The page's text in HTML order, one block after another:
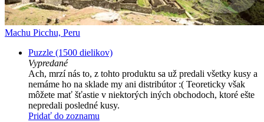
Machu Picchu, Peru
Puzzle (1500 dielikov)
Vypredané
Ach, mrzí nás to, z tohto produktu sa už predali všetky kusy a
nemáme ho na sklade my ani distribútor :( Teoreticky však
môžete mať šťastie v niektorých iných obchodoch, ktoré ešte
nepredali posledné kusy.
Pridať do zoznamu